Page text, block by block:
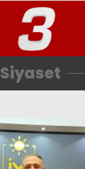
Siyaset